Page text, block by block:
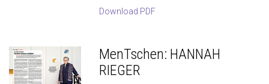
Download PDF
MenTschen: HANNAH
RIEGER